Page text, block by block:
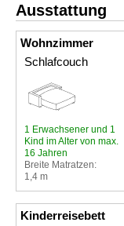
Ausstattung
Wohnzimmer
Schlafcouch
1 Erwachsener und 1
Kind im Alter von max.
16 Jahren
Breite Matratzen:
1,4 m
Kinderreisebett